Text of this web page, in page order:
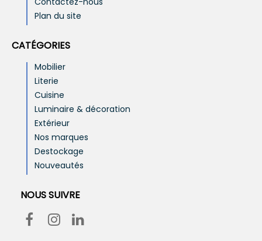
Plan du site
CATÉGORIES
Mobilier
Literie
Cuisine
Luminaire & décoration
Extérieur
Nos marques
Destockage
Nouveautés
NOUS SUIVRE